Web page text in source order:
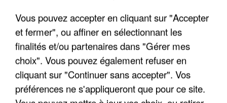
FRANCE
"JE SUIS À DISPOSITION DES
ENFOIRÉS"
Vous pouvez accepter en cliquant sur "Accepter
et fermer", ou affiner en sélectionnant les
finalités et/ou partenaires dans "Gérer mes
choix". Vous pouvez également refuser en
cliquant sur "Continuer sans accepter". Vos
préférences ne s'appliqueront que pour ce site.